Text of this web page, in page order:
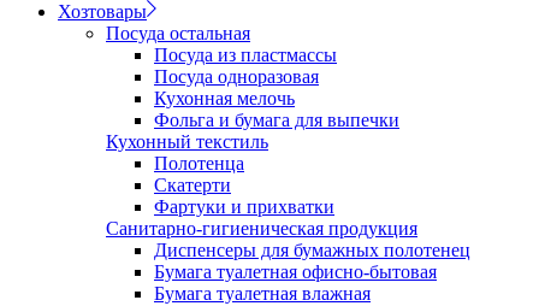
Хозтовары
Посуда остальная
Посуда из пластмассы
Посуда одноразовая
Кухонная мелочь
Фольга и бумага для выпечки
Кухонный текстиль
Полотенца
Скатерти
Фартуки и прихватки
Санитарно-гигиеническая продукция
Диспенсеры для бумажных полотенец
Бумага туалетная офисно-бытовая
Бумага туалетная влажная